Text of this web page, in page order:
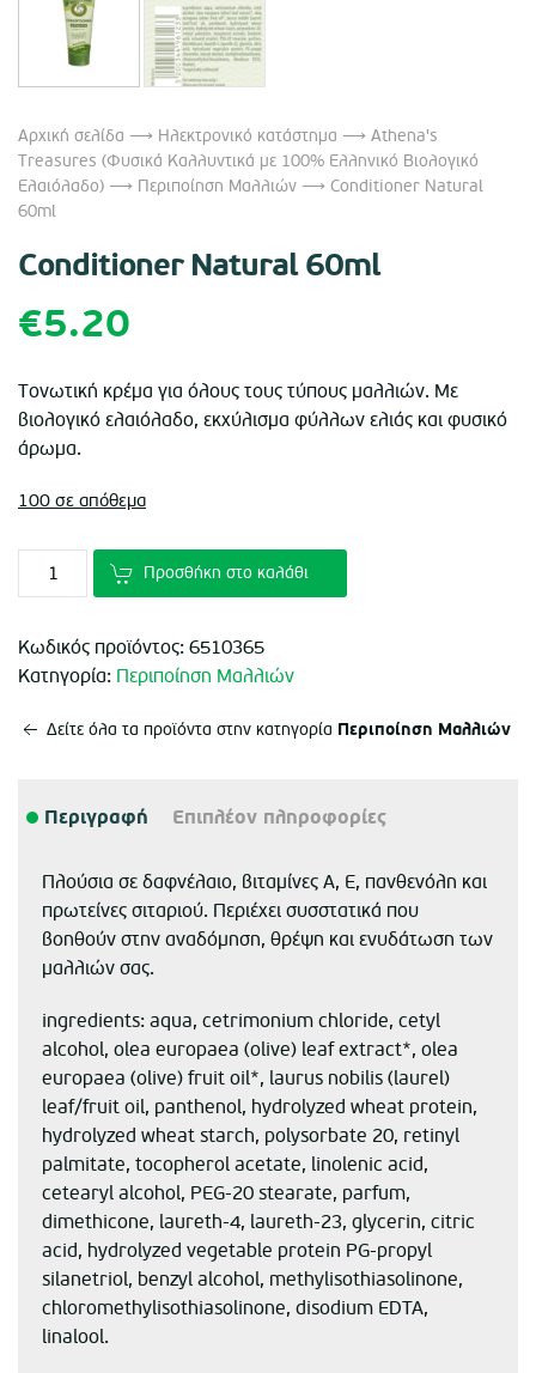
Αρχική σελίδα ⟶ Ηλεκτρονικό κατάστημα ⟶ Athena's
Treasures (Φυσικά Καλλυντικά με 100% Ελληνικό Βιολογικό
Ελαιόλαδο) ⟶ Περιποίηση Μαλλιών ⟶ Conditioner Natural
60ml
Conditioner Natural 60ml
€5.20
Τονωτική κρέμα για όλους τους τύπους μαλλιών. Με
βιολογικό ελαιόλαδο, εκχύλισμα φύλλων ελιάς και φυσικό
άρωμα.
100 σε απόθεμα
Προσθήκη στο καλάθι
Κωδικός προϊόντος: 6510365
Κατηγορία: Περιποίηση Μαλλιών
Δείτε όλα τα προϊόντα στην κατηγορία Περιποίηση Μαλλιών
Περιγραφή Επιπλέον πληροφορίες
Πλούσια σε δαφνέλαιο, βιταμίνες Α, Ε, πανθενόλη και
πρωτείνες σιταριού. Περιέχει συσστατικά που
βοηθούν στην αναδόμηση, θρέψη και ενυδάτωση των
μαλλιών σας.
ingredients: aqua, cetrimonium chloride, cetyl
alcohol, olea europaea (olive) leaf extract*, olea
europaea (olive) fruit oil*, laurus nobilis (laurel)
leaf/fruit oil, panthenol, hydrolyzed wheat protein,
hydrolyzed wheat starch, polysorbate 20, retinyl
palmitate, tocopherol acetate, linolenic acid,
cetearyl alcohol, PEG-20 stearate, parfum,
dimethicone, laureth-4, laureth-23, glycerin, citric
acid, hydrolyzed vegetable protein PG-propyl
silanetriol, benzyl alcohol, methylisothiasolinone,
chloromethylisothiasolinone, disodium EDTA,
linalool.